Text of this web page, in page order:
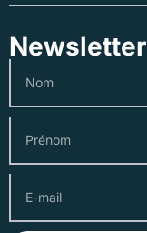
Newsletter